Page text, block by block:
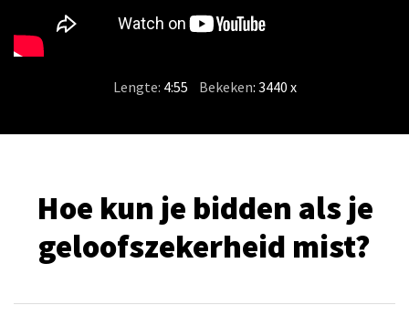
Lengte: 4:55 Bekeken: 3440 x
Hoe kun je bidden als je
geloofszekerheid mist?